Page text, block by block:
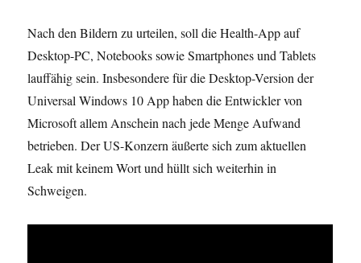
Nach den Bildern zu urteilen, soll die Health-App auf
Desktop-PC, Notebooks sowie Smartphones und Tablets
lauffähig sein. Insbesondere für die Desktop-Version der
Universal Windows 10 App haben die Entwickler von
Microsoft allem Anschein nach jede Menge Aufwand
betrieben. Der US-Konzern äußerte sich zum aktuellen
Leak mit keinem Wort und hüllt sich weiterhin in
Schweigen.